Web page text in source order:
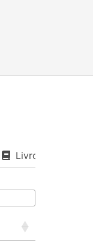
Livro